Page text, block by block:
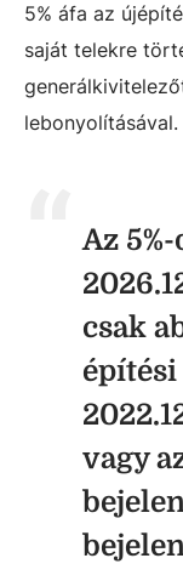
5% áfa az
saját telekre
lebonyolításával.
Az
csak
építési
vagy